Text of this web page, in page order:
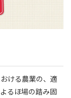
ける農業の、適
るほ場の踏み固